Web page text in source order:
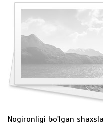
Nogironligi bo'lgan